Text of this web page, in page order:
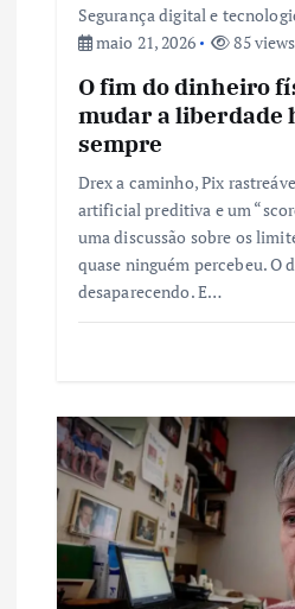
Segurança digital e
maio 21, 2026
85 views
O fim do dinheiro
mudar a liberdade
sempre
Drex a caminho, Pix
artificial preditiva e um
uma discussão sobre os
quase ninguém percebeu. O
desaparecendo. E…